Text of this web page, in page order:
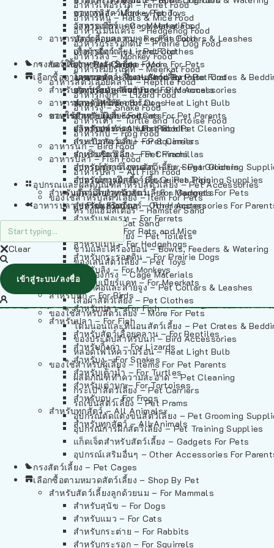
อาหารเฟอร์เร็ต – Ferret Food
อาหารหนู – Rats & Mice Food
อาหารเม่นแคระ – Hedgehog Food
อาหารกระรอกดิน – Prairie Dog Food
อาหารลิง – Monkey Food
อาหารเมียร์แคท – Meerkat Food
อาหารสัตว์เลี้อยคลาน – Reptile Food
อาหารกิ้งก่า – Lizard Food
อาหารงู – Snake Food
อาหารเต่า – Turtle and Tortoise Food
อาหารกบ – Frog Food
อาหารนก – Bird Food
อาหารปลา – Fish Food
อาหารปลา – All Fish Food
อุปกรณและผลิตภัณฑ์สำหรับสัตว์เลี้ยง – Pet Accessories
ของใช้สำหรับสัตว์เลี้ยง – Item For Pets
ทรายแฮมสเตอร์ – Hamster Sand
ทรายแมว – Cat Sand
ห้องน้ำสัตว์เลี้ยง – Pet Toilets
ชามและเครื่องป้อน – Bowls, Feeders & Watering
ของเล่นสัตว์เลี้ยง – Pet Toys
วัสดุรองกรง – Cage Materials
ปลอกคอและสายจูง – Pet Collars & Leashes
เสื้อผ้าสัตว์เลี้ยง – Pet Clothes
ของใช้สำหรับสัตว์เลี้ยง – More For Pets
โดมนอนและที่นอนสัตว์เลี้ยง – Pet Crates &
ของประดับสำหรับนก – Bird Accessories
หลอดไฟให้ความร้อน – Heat Light Bulb
ของใช้สำหรับผู้เลี้ยง – Items For Pet Parents
ผลิตภัณฑ์ทำความสะอาด – Pet Cleaning
กระเป๋าสัตว์เลี้ยง – Pet Carriers
รถเข็นสัตว์เลี้ยง – Pet Prams
อุปกรณ์ตัดแต่งขนสัตว์เลี้ยง – Pet Grooming
อุปกรณ์การฝึกสัตว์เลี้ยง – Pet Training Supplies
แก็ดเจ็ตสำหรับสัตว์เลี้ยง – Gadgets For Pets
อุปกรณ์เสริมอื่นๆ – Other Accessories For
กรงสัตว์เลี้ยง – Pet Cages
เลือกซื้อตามหมวดสัตว์เลี้ยง – Shop By Pet
สำหรับสัตว์เลี้ยงลูกด้วยนม – For Mammals
สำหรับสุนัข – For Dogs
สำหรับแมว – For Cats
สำหรับกระต่าย – For Rabbits
สำหรับกระรอก – For Squirrels
อาหารลิง – Monkey Food
อาหารเมียร์แคท – Meerkat Food
อาหารสัตว์เลี้อยคลาน – Reptile Food
อาหารกิ้งก่า – Lizard Food
อาหารงู – Snake Food
อาหารเต่า – Turtle and Tortoise Food
อาหารกบ – Frog Food
อาหารนก – Bird Food
อาหารปลา – Fish Food
อาหารปลา – All Fish Food
ของเล่นสัตว์เลี้ยง – Pet Toys
วัสดุรองกรง – Cage Materials
ปลอกคอและสายจูง – Pet Collars & Leashes
เสื้อผ้าสัตว์เลี้ยง – Pet Clothes
ของใช้สำหรับสัตว์เลี้ยง – More For Pets
โดมนอนและที่นอนสัตว์เลี้ยง – Pet Crates &
ของประดับสำหรับนก – Bird Accessories
หลอดไฟให้ความร้อน – Heat Light Bulb
ของใช้สำหรับผู้เลี้ยง – Items For Pet Parents
ผลิตภัณฑ์ทำความสะอาด – Pet Cleaning
กระเป๋าสัตว์เลี้ยง – Pet Carriers
รถเข็นสัตว์เลี้ยง – Pet Prams
อุปกรณ์ตัดแต่งขนสัตว์เลี้ยง – Pet Grooming
อุปกรณ์การฝึกสัตว์เลี้ยง – Pet Training Supplies
แก็ดเจ็ตสำหรับสัตว์เลี้ยง – Gadgets For Pets
อุปกรณ์เสริมอื่นๆ – Other Accessories For
กรงสัตว์เลี้ยง – Pet Cages
เลือกซื้อตามหมวดสัตว์เลี้ยง – Shop By Pet
สำหรับสัตว์เลี้ยงลูกด้วยนม – For Mammals
สำหรับสุนัข – For Dogs
สำหรับแมว – For Cats
สำหรับกระต่าย – For Rabbits
สำหรับกระรอก – For Squirrels
สำหรับชินชิล่า – For Chinchillas
สำหรับชูการ์ไกลเดอร์ – For Sugar Gliders
สำหรับหนูแกสบี้ – For Guinea Pigs
สำหรับสัตว์เลี้ยงลูกด้วยนม – For Mammals
สำหรับแฮมสเตอร์ – For Hamsters
สำหรับเฟอเรท – For Ferrets
สำหรับหนู – For Rats and Mice
สำหรับเม่น – For Hedgehogs
สำหรับกระรอกดิน – For Prairie Dogs
สำหรับลิง – For Monkeys
สำหรับเมียร์แคท – For Meerkats
สำหรับนก – For Birds
สำหรับปลา – For Fish
สำหรับปลา – For Fish
สำหรับสัตว์เลื้อยคลาน – For Reptiles
สำหรับกิ้งก่า – For Lizards
สำหรับงู – For Snakes
สำหรับเต่าน้ำ – For Turtles
สำหรับเต่าบก – For Tortoises
สำหรับกบ – For Frogs
สำหรับทุกสัตว์ – All Animals
สำหรับทุกสัตว์ – All Animals
อาหารปลา – Fish Food
Clear
เข้าสู่ระบบ/ลงชื่อ